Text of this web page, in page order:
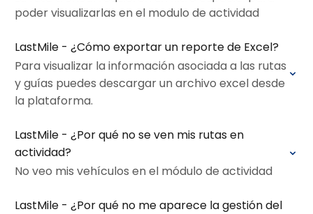
poder visualizarlas en el modulo de actividad
LastMile - ¿Cómo exportar un reporte de Excel?
Para visualizar la información asociada a las rutas
y guías puedes descargar un archivo excel desde
la plataforma.
LastMile - ¿Por qué no se ven mis rutas en
actividad?
No veo mis vehículos en el módulo de actividad
LastMile - ¿Por qué no me aparece la gestión del